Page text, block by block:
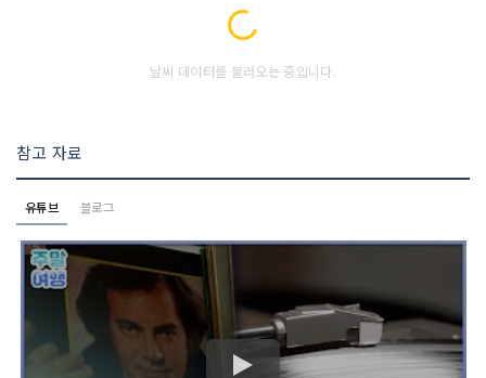
Loading...
날씨 데이터를 불러오는 중입니다.
참고 자료
유튜브 블로그